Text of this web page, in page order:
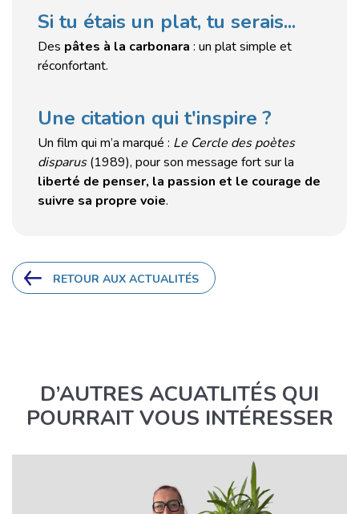
Si tu étais un plat, tu serais...
Des pâtes à la carbonara : un plat simple et
réconfortant.
Une citation qui t'inspire ?
Un film qui m’a marqué : Le Cercle des poètes
disparus(1989), pour son message fort sur la
liberté de penser, la passion et le courage de
suivre sa propre voie.
RETOUR AUX ACTUALITÉS
D’AUTRES ACUATLITÉS QUI
POURRAIT VOUS INTÉRESSER